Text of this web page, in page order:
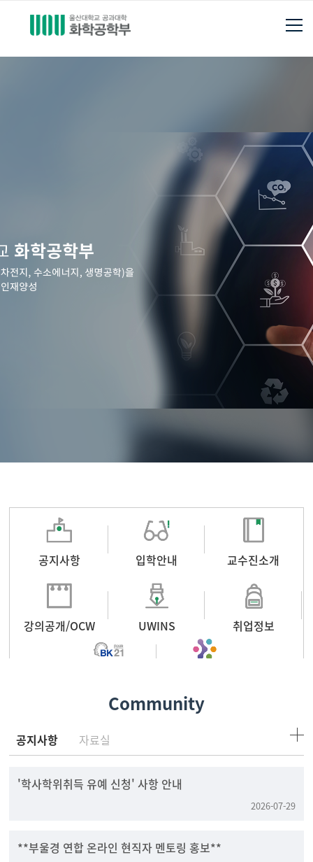
공지사항 입학안내 교수진소개
강의공개/OCW UWINS 취업정보
Community
공지사항 자료실
'학사학위취득 유예 신청' 사항 안내
2026-07-29
**부울경 연합 온라인 현직자 멘토링 홍보**